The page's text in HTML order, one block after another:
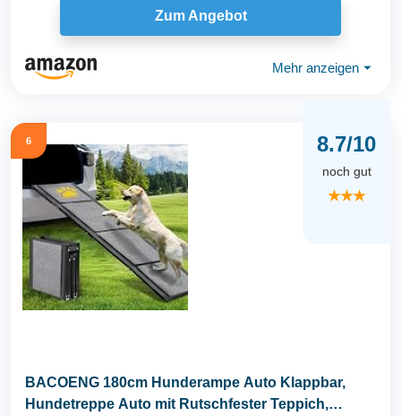
Zum Angebot
Mehr anzeigen ⏷
6 8.7/10
noch gut
★★★
BACOENG 180cm Hunderampe Auto Klappbar,
Hundetreppe Auto mit Rutschfester Teppich,